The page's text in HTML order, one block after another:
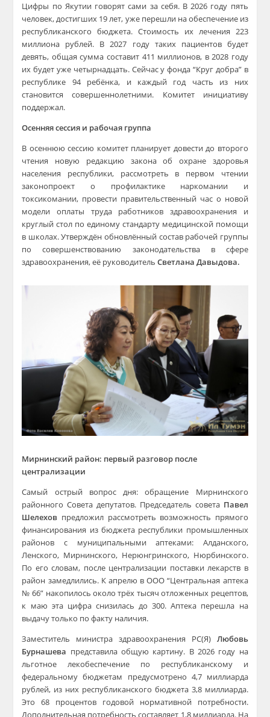
Цифры по Якутии говорят сами за себя. В 2026 году пять
человек, достигших 19 лет, уже перешли на обеспечение из
республиканского бюджета. Стоимость их лечения 223
миллиона рублей. В 2027 году таких пациентов будет
девять, общая сумма составит 411 миллионов, в 2028 году
их будет уже четырнадцать. Сейчас у фонда “Круг добра” в
республике 94 ребёнка, и каждый год часть из них
становится совершеннолетними. Комитет инициативу
поддержал.
Осенняя сессия и рабочая группа
В осеннюю сессию комитет планирует довести до второго
чтения новую редакцию закона об охране здоровья
населения республики, рассмотреть в первом чтении
законопроект о профилактике наркомании и
токсикомании, провести правительственный час о новой
модели оплаты труда работников здравоохранения и
круглый стол по единому стандарту медицинской помощи
в школах. Утверждён обновлённый состав рабочей группы
по совершенствованию законодательства в сфере
здравоохранения, её руководительСветлана Давыдова.
Мирнинский район: первый разговор после
централизации
Самый острый вопрос дня: обращение Мирнинского
районного Совета депутатов. Председатель советаПавел
Шелехов предложил рассмотреть возможность прямого
финансирования из бюджета республики промышленных
районов с муниципальными аптеками: Алданского,
Ленского, Мирнинского, Нерюнгринского, Нюрбинского.
По его словам, после централизации поставки лекарств в
район замедлились. К апрелю в ООО “Центральная аптека
№ 66” накопилось около трёх тысяч отложенных рецептов,
к маю эта цифра снизилась до 300. Аптека перешла на
выдачу только по факту наличия.
Заместитель министра здравоохранения РС(Я)Любовь
Бурнашева представила общую картину. В 2026 году на
льготное лекобеспечение по республиканскому и
федеральному бюджетам предусмотрено 4,7 миллиарда
рублей, из них республиканского бюджета 3,8 миллиарда.
Это 68 процентов годовой нормативной потребности.
Дополнительная потребность составляет 1,8 миллиарда. На